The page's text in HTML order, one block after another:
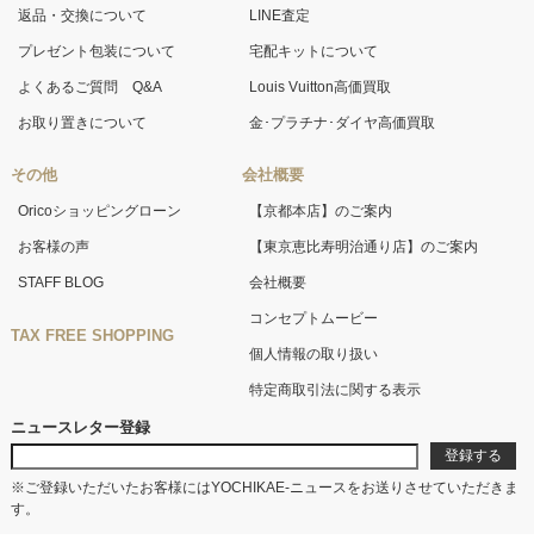
返品・交換について
プレゼント包装について
よくあるご質問 Q&A
お取り置きについて
その他
Oricoショッピングローン
お客様の声
STAFF BLOG
TAX FREE SHOPPING
LINE査定
宅配キットについて
Louis Vuitton高価買取
金･プラチナ･ダイヤ高価買取
会社概要
【京都本店】のご案内
【東京恵比寿明治通り店】のご案内
会社概要
コンセプトムービー
個人情報の取り扱い
特定商取引法に関する表示
ニュースレター登録
※ご登録いただいたお客様にはYOCHIKAE-ニュースをお送りさせていただきま
す。